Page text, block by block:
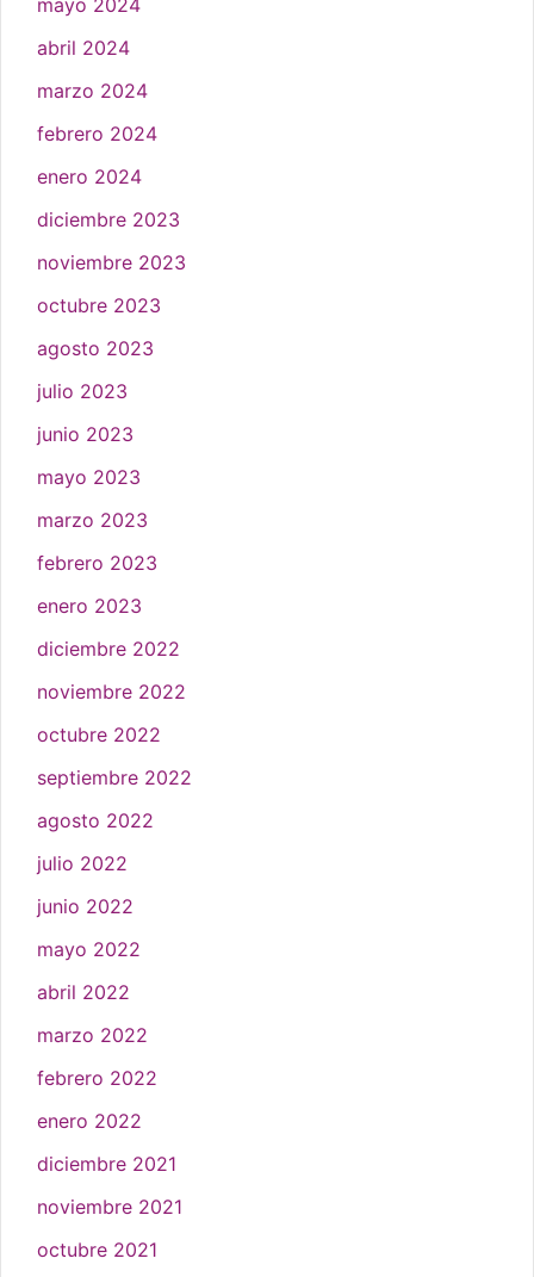
mayo 2024
abril 2024
marzo 2024
febrero 2024
enero 2024
diciembre 2023
noviembre 2023
octubre 2023
agosto 2023
julio 2023
junio 2023
mayo 2023
marzo 2023
febrero 2023
enero 2023
diciembre 2022
noviembre 2022
octubre 2022
septiembre 2022
agosto 2022
julio 2022
junio 2022
mayo 2022
abril 2022
marzo 2022
febrero 2022
enero 2022
diciembre 2021
noviembre 2021
octubre 2021